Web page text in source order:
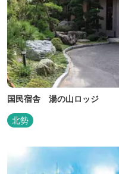
国民宿舎 湯の山ロッジ
北勢